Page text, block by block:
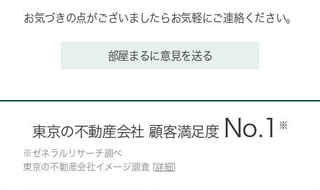
お気づきの点がございましたらお気軽にご連絡ください。
部屋まるに意見を送る
東京の不動産会社 顧客満足度 No.1 ※
※ゼネラルリサーチ調べ
東京の不動産会社イメージ調査 [ 詳細